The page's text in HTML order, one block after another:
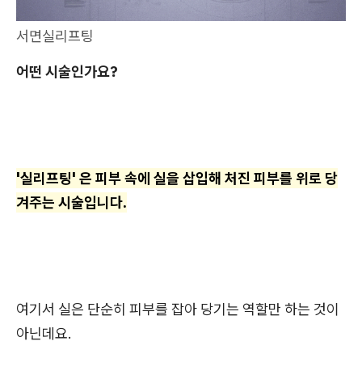
서면실리프팅
어떤 시술인가요?
'실리프팅' 은 피부 속에 실을 삽입해 처진 피부를 위로 당
겨주는 시술입니다.
여기서 실은 단순히 피부를 잡아 당기는 역할만 하는 것이
아닌데요.